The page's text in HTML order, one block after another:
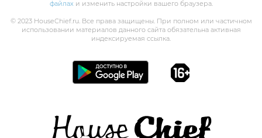
файлахи изменить настройки вашего браузера.
© 2023 HouseChief.ru. Все права защищены. При полном или частичном
использовании материалов данного сайта обязательна активная
индексируемая ссылка.